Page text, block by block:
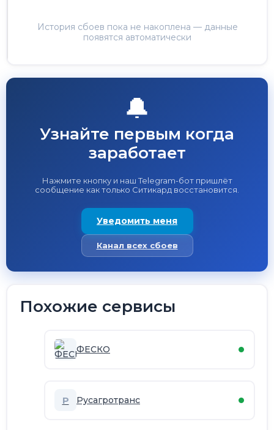
История сбоев пока не накоплена — данные
появятся автоматически
🔔
Узнайте первым когда
заработает
Нажмите кнопку и наш Telegram-бот пришлёт
сообщение как только Ситикард восстановится.
Уведомить меня
Канал всех сбоев
Похожие сервисы
ФЕСКО
Р Русагротранс